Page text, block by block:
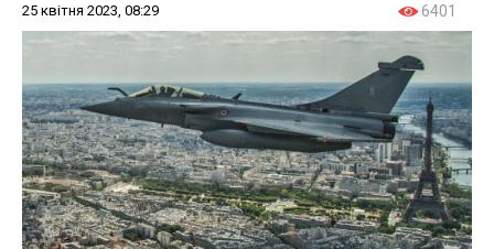
25 квітня 2023, 08:29 6401